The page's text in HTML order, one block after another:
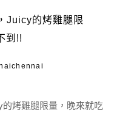
Juicy的烤雞腿限
到!!